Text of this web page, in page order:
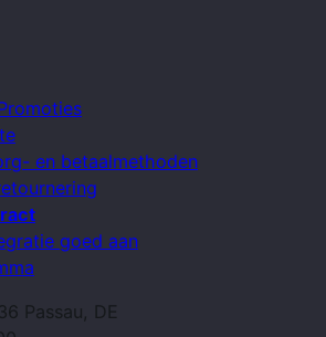
en betaalmethoden
goed aan
Passau, DE